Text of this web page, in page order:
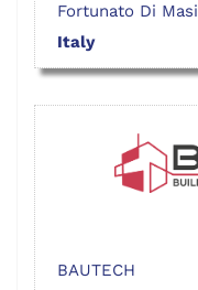
Fortunato Di Masi
Italy
BAUTECH